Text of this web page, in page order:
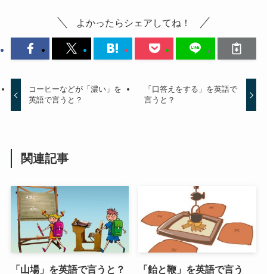
よかったらシェアしてね！
コーヒーなどが「濃い」を
英語で言うと？
「口答えをする」を英語で
言うと？
関連記事
「山場」を英語で言うと？
「飴と鞭」を英語で言う